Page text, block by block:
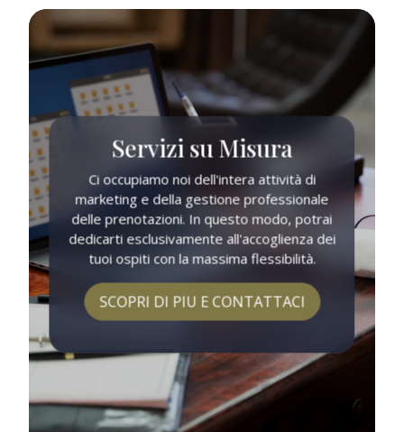
Servizi su Misura
Ci occupiamo noi dell'intera attività di
marketing e della gestione professionale
delle prenotazioni. In questo modo, potrai
dedicarti esclusivamente all'accoglienza dei
tuoi ospiti con la massima flessibilità.
SCOPRI DI PIU E CONTATTACI